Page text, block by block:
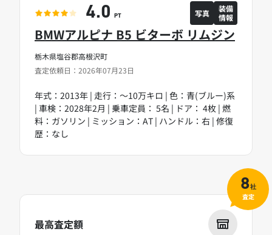
栃木県塩谷郡高根沢町
査定依頼日：2026年07月23日
BMWアルピナ B5 ビターボ リムジン
年式：2013年 | 走行：～10万キロ | 色：青(ブルー)系
| 車検：2028年2月 | 乗車定員： 5名 | ドア： 4枚 | 燃
料：ガソリン | ミッション：AT | ハンドル：右 | 修復
歴：なし
4.0 PT 写真
装備
情報
最高査定額
8社
査定